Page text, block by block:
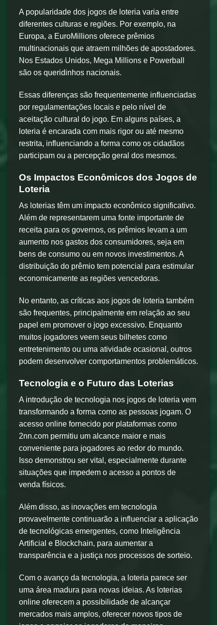
A popularidade dos jogos de loteria varia entre
diferentes culturas e regiões. Por exemplo, na
Europa, a EuroMillions oferece prêmios
multinacionais que atraem milhões de apostadores.
Nos Estados Unidos, Mega Millions e Powerball
são os queridinhos nacionais.
Essas diferenças são frequentemente influenciadas
por regulamentações locais e pelo nível de
aceitação cultural do jogo. Em alguns países, a
loteria é encarada com mais rigor ou até mesmo
restrita, influenciando a forma como os cidadãos
participam ou a percepção geral dos mesmos.
Os Impactos Econômicos dos Jogos de
Loteria
As loterias têm um impacto econômico significativo.
Além de representarem uma fonte importante de
receita para os governos, os prêmios levam a um
aumento nos gastos dos consumidores, seja em
bens de consumo ou em novos investimentos. A
distribuição do prêmio tem potencial para estimular
economicamente as regiões vencedoras.
No entanto, as críticas aos jogos de loteria também
são frequentes, principalmente em relação ao seu
papel em promover o jogo excessivo. Enquanto
muitos jogadores veem seus bilhetes como
entretenimento ou uma atividade ocasional, outros
podem desenvolver comportamentos problemáticos.
Tecnologia e o Futuro das Loterias
A introdução de tecnologia nos jogos de loteria vem
transformando a forma como as pessoas jogam. O
acesso online fornecido por plataformas como
2nn.com permitiu um alcance maior e mais
conveniente para jogadores ao redor do mundo.
Isso demonstrou ser vital, especialmente durante
situações que impedem o acesso a pontos de
venda físicos.
Além disso, as inovações em tecnologia
provavelmente continuarão a influenciar a aplicação
de tecnológicas emergentes, como Inteligência
Artificial e Blockchain, para aumentar a
transparência e a justiça nos processos de sorteio.
Com o avanço da tecnologia, a loteria parece ser
uma área madura para novas ideias. As loterias
online oferecem a possibilidade de alcançar
mercados mais amplos, oferecer novos tipos de